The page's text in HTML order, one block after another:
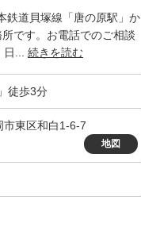
鉄道貝塚線「唐の原駅」か
です。お電話でのご相談
... 続きを読む
徒歩3分
市東区和白1-6-7
地図